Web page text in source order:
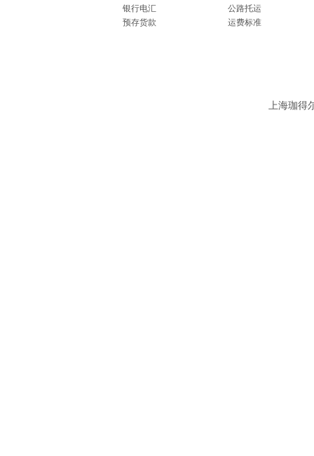
银行电汇
预存货款
公路托运
运费标准
上海珈得